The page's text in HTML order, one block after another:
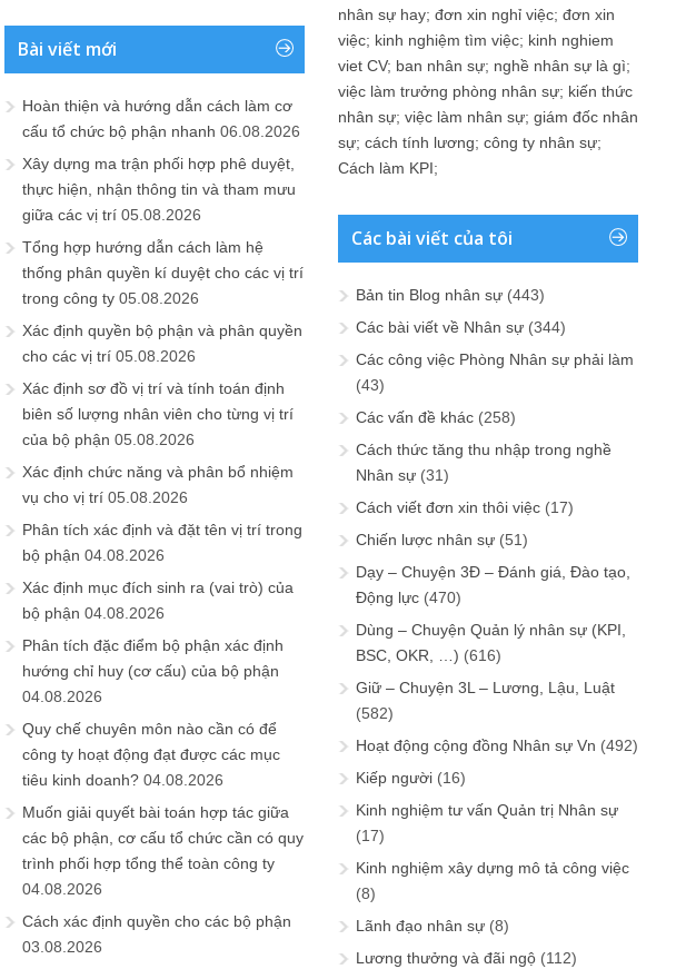
Bài viết mới
Hoàn thiện và hướng dẫn cách làm cơ
cấu tổ chức bộ phận nhanh 06.08.2026
Xây dựng ma trận phối hợp phê duyệt,
thực hiện, nhận thông tin và tham mưu
giữa các vị trí 05.08.2026
Tổng hợp hướng dẫn cách làm hệ
thống phân quyền kí duyệt cho các vị trí
trong công ty 05.08.2026
Xác định quyền bộ phận và phân quyền
cho các vị trí 05.08.2026
Xác định sơ đồ vị trí và tính toán định
biên số lượng nhân viên cho từng vị trí
của bộ phận 05.08.2026
Xác định chức năng và phân bổ nhiệm
vụ cho vị trí 05.08.2026
Phân tích xác định và đặt tên vị trí trong
bộ phận 04.08.2026
Xác định mục đích sinh ra (vai trò) của
bộ phận 04.08.2026
Phân tích đặc điểm bộ phận xác định
hướng chỉ huy (cơ cấu) của bộ phận
04.08.2026
Quy chế chuyên môn nào cần có để
công ty hoạt động đạt được các mục
tiêu kinh doanh? 04.08.2026
Muốn giải quyết bài toán hợp tác giữa
các bộ phận, cơ cấu tổ chức cần có quy
trình phối hợp tổng thể toàn công ty
04.08.2026
Cách xác định quyền cho các bộ phận
03.08.2026
nhân sự hay; đơn xin nghỉ việc; đơn xin
việc; kinh nghiệm tìm việc; kinh nghiem
viet CV; ban nhân sự; nghề nhân sự là gì;
việc làm trưởng phòng nhân sự; kiến thức
nhân sự; việc làm nhân sự; giám đốc nhân
sự; cách tính lương; công ty nhân sự;
Cách làm KPI;
Các bài viết của tôi
Bản tin Blog nhân sự (443)
Các bài viết về Nhân sự (344)
Các công việc Phòng Nhân sự phải làm
(43)
Các vấn đề khác (258)
Cách thức tăng thu nhập trong nghề
Nhân sự (31)
Cách viết đơn xin thôi việc (17)
Chiến lược nhân sự (51)
Dạy – Chuyện 3Đ – Đánh giá, Đào tạo,
Động lực (470)
Dùng – Chuyện Quản lý nhân sự (KPI,
BSC, OKR, …) (616)
Giữ – Chuyện 3L – Lương, Lậu, Luật
(582)
Hoạt động cộng đồng Nhân sự Vn (492)
Kiếp người (16)
Kinh nghiệm tư vấn Quản trị Nhân sự
(17)
Kinh nghiệm xây dựng mô tả công việc
(8)
Lãnh đạo nhân sự (8)
Lương thưởng và đãi ngộ (112)